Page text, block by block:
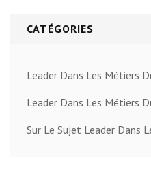
CATÉGORIES
Leader Dans Les Métiers
Leader Dans Les Métiers
Sur Le Sujet Leader Dans